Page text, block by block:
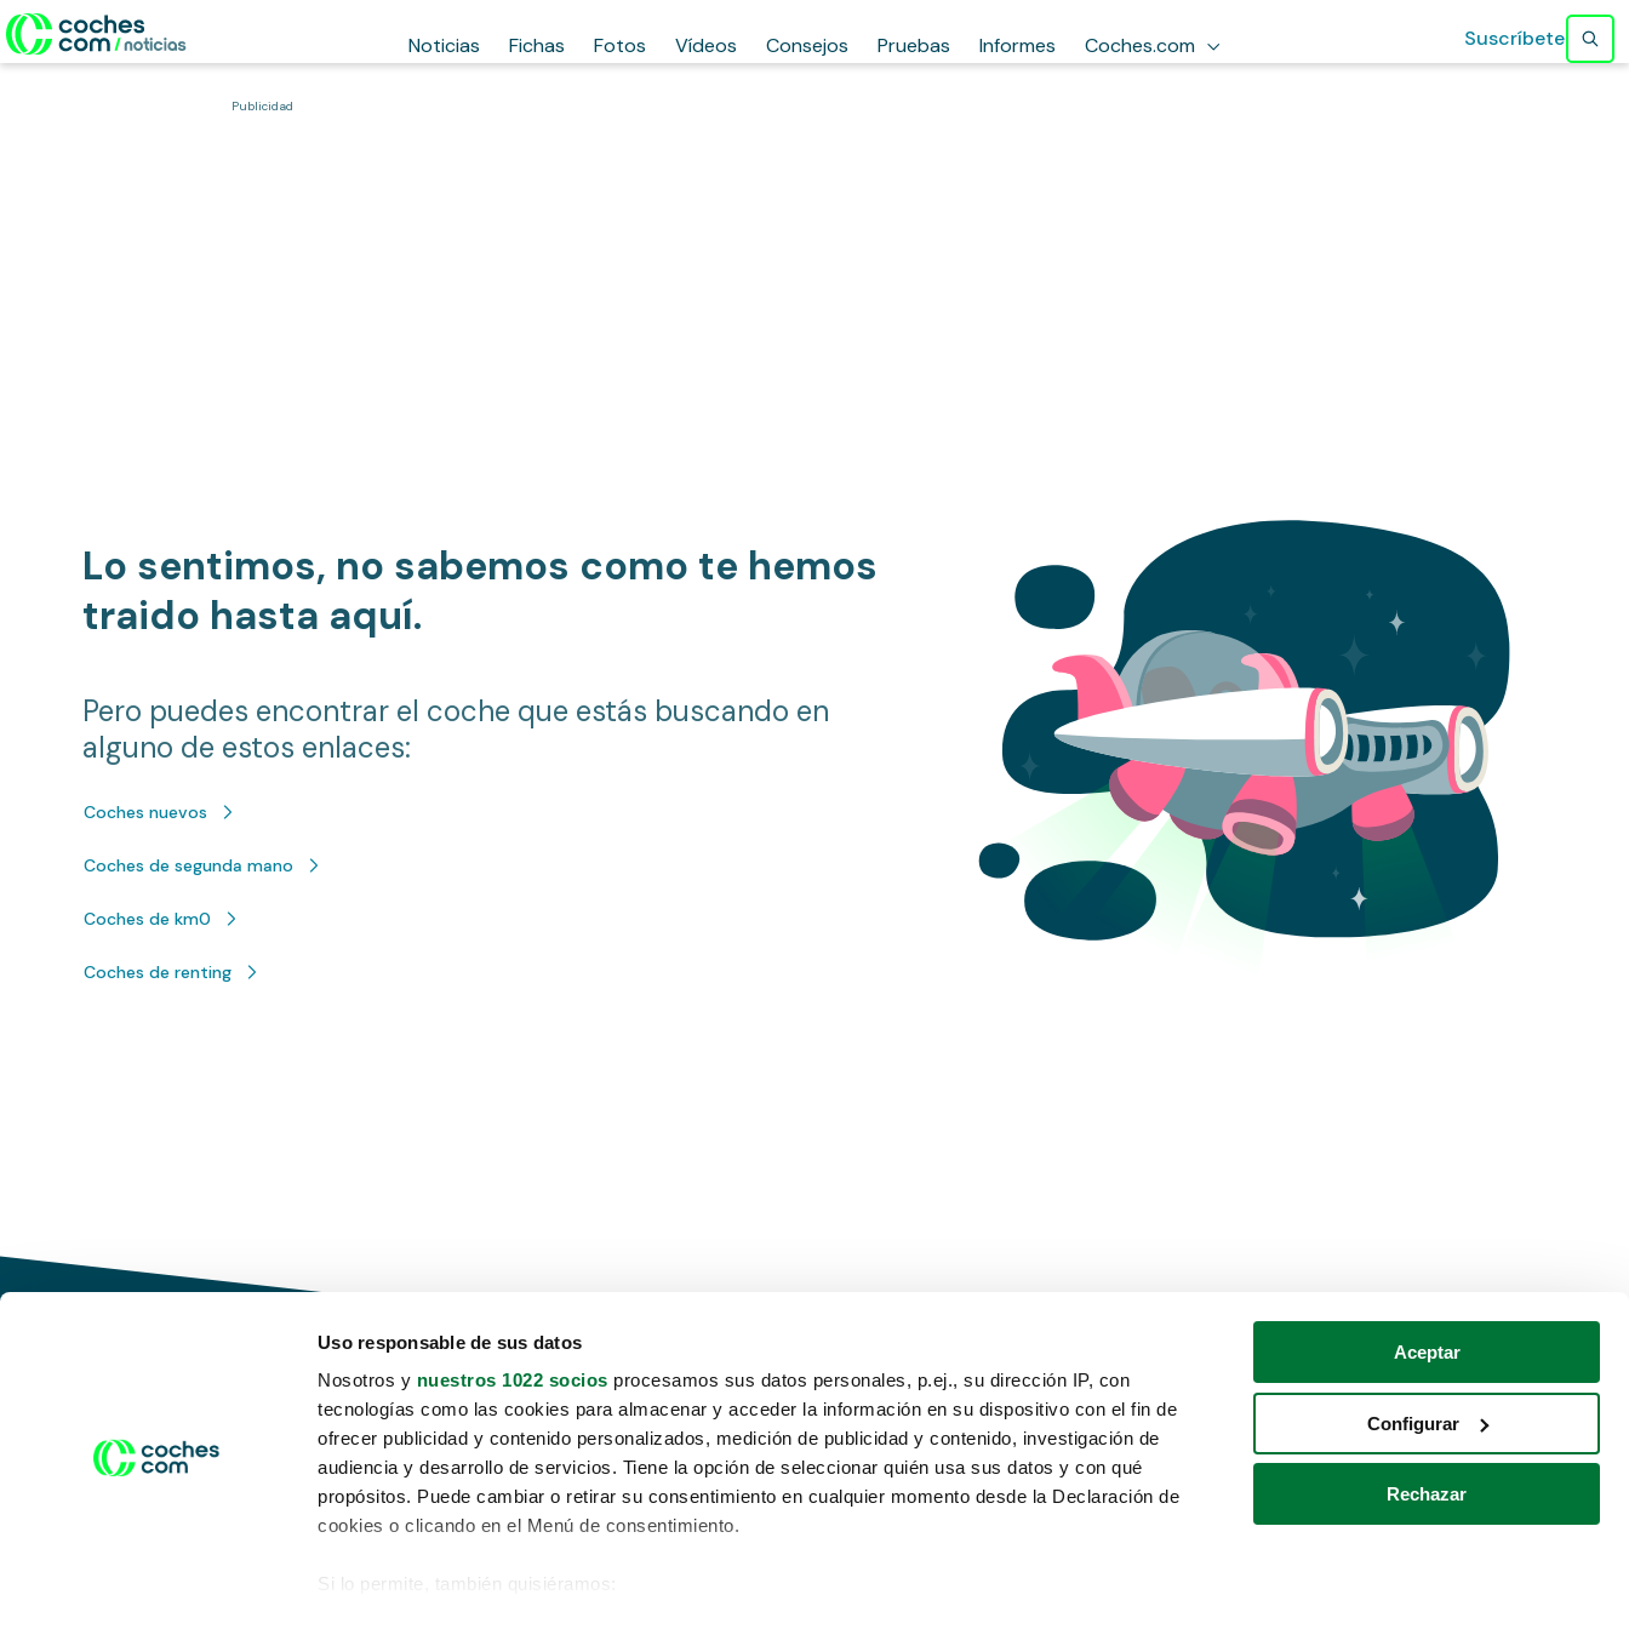
Uso responsable de sus datos
Nosotros y nuestros 1022 socios procesamos sus datos personales, p.ej., su dirección IP, con
tecnologías como las cookies para almacenar y acceder la información en su dispositivo con el fin de
ofrecer publicidad y contenido personalizados, medición de publicidad y contenido, investigación de
audiencia y desarrollo de servicios. Tiene la opción de seleccionar quién usa sus datos y con qué
propósitos. Puede cambiar o retirar su consentimiento en cualquier momento desde la Declaración de
cookies o clicando en el Menú de consentimiento.
Si lo permite, también quisiéramos:
Aceptar
Configurar
Rechazar
Noticias Fichas Fotos Vídeos Consejos Pruebas Informes Coches.com Suscríbete
Publicidad
Lo sentimos, no sabemos como te hemos
traido hasta aquí.
Pero puedes encontrar el coche que estás buscando en
alguno de estos enlaces:
Coches nuevos
Coches de segunda mano
Coches de km0
Coches de renting
Conduce tu futuro,
desata tu movilidad